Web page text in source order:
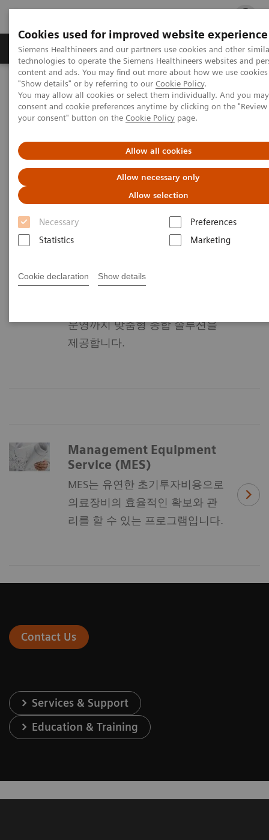
Cookies used for improved website experience
Siemens Healthineers and our partners use cookies and other
technologies to operate the Siemens Healthineers websites and
content and ads. You may find out more about how we use
"Show details" or by referring to our Cookie Policy.
You may allow all cookies or select them individually. And you
consent and cookie preferences anytime by clicking on the "Review
your consent" button on the Cookie Policy page.
Allow all cookies
Allow necessary only
Allow selection
Necessary
Preferences
Statistics
Marketing
Cookie declaration Show details
지멘스 헬시니어스(주) 채용 주요 제품
지멘스 헬시니어스(주) Healthcare IT Turnkey Solutions
Performance & Financial Solutions
지멘스는 병원의 신,증축시 경영
컨설팅, 워크플로우 최적화, 기능
운영까지 맞춤형 종합 솔루션을
제공합니다.
Management Equipment
Service (MES)
MES는 유연한 초기투자비용으로
의료장비의 효율적인 확보와 관
리를 할 수 있는 프로그램입니다.
Contact Us
Services & Support
Education & Training